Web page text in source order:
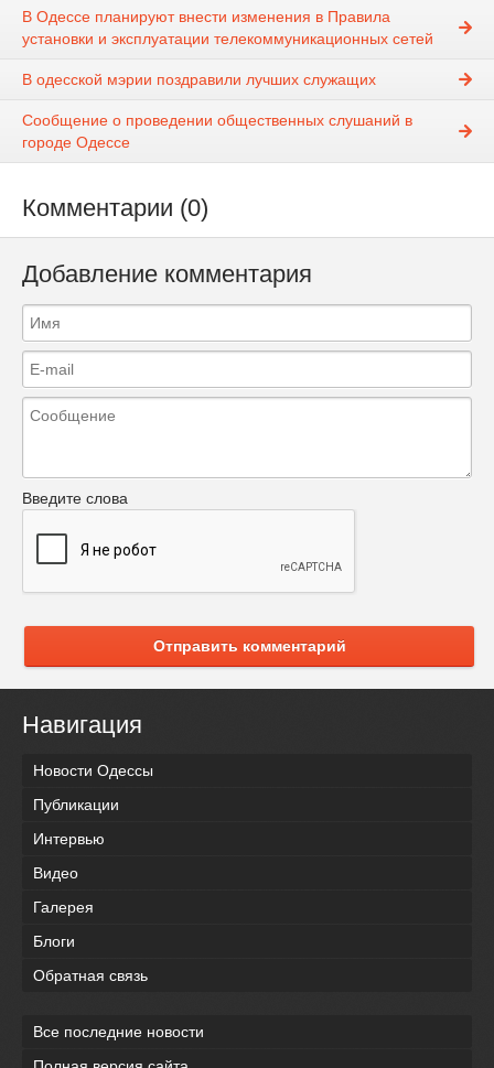
В Одессе планируют внести изменения в Правила
установки и эксплуатации телекоммуникационных сетей
В одесской мэрии поздравили лучших служащих
Сообщение о проведении общественных слушаний в
городе Одессе
Комментарии (0)
Добавление комментария
Введите слова
Отправить комментарий
Навигация
Новости Одессы
Публикации
Интервью
Видео
Галерея
Блоги
Обратная связь
Все последние новости